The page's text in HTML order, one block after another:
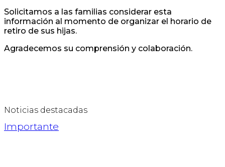
Solicitamos a las familias considerar esta
información al momento de organizar el horario de
retiro de sus hijas.
Agradecemos su comprensión y colaboración.
Noticias destacadas
Importante